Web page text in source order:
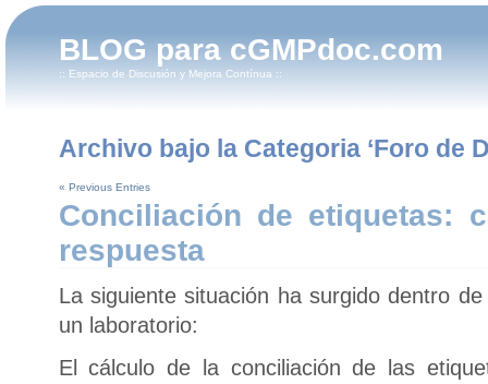
BLOG para cGMPdoc.com
:: Espacio de Discusión y Mejora Contínua ::
Archivo bajo la Categoria ‘Foro de
« Previous Entries
Conciliación de etiquetas:
respuesta
La siguiente situación ha surgido dentro
un laboratorio:
El cálculo de la conciliación de las